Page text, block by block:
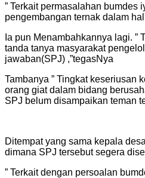
” Terkait permasalahan bumdes
pengembangan ternak dalam
Ia pun Menambahkannya lagi.
tanda tanya masyarakat
jawaban(SPJ) ,”tegasNya
Tambanya ” Tingkat keseriusan
orang giat dalam bidang
SPJ belum disampaikan teman
Ditempat yang sama kepala
dimana SPJ tersebut segera
” Terkait dengan persoalan